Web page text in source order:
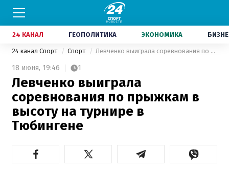
24 КАНАЛ ГЕОПОЛИТИКА ЭКОНОМИКА
24 канал Спорт Спорт Левченко выиграла соревнования по прыжкам в высоту на турнире в Тюбингене
18 июня, 19:46 1
Левченко выиграла
соревнования по прыжкам в
высоту на турнире в
Тюбингене